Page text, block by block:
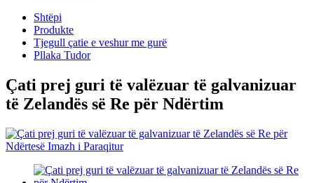
Shtëpi
Produkte
Tjegull çatie e veshur me gurë
Pllaka Tudor
Çati prej guri të valëzuar të galvanizuar
të Zelandës së Re për Ndërtim